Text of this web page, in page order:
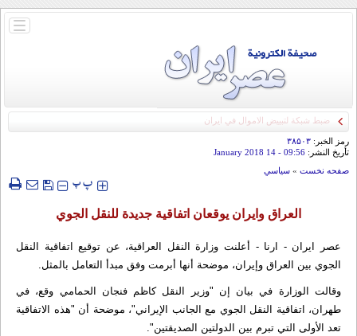
باز
رمز الخبر: ۳۸۵۰۳
تأريخ النشر: 09:56
- 14 January 2018
صفحه نخست » سياسي
‍‍‍ پپ
العراق وايران يوقعان اتفاقية جديدة للنقل الجوي
عصر ايران - ارنا - أعلنت وزارة النقل العراقية، عن توقيع اتفاقية النقل
الجوي بين العراق وإيران، موضحة أنها أبرمت وفق مبدأ التعامل بالمثل.
وقالت الوزارة في بيان إن "وزير النقل كاظم فنجان الحمامي وقع، في
طهران، اتفاقية النقل الجوي مع الجانب الإيراني"، موضحة أن "هذه الاتفاقية
تعد الأولى التي تبرم بين الدولتين الصديقتين".